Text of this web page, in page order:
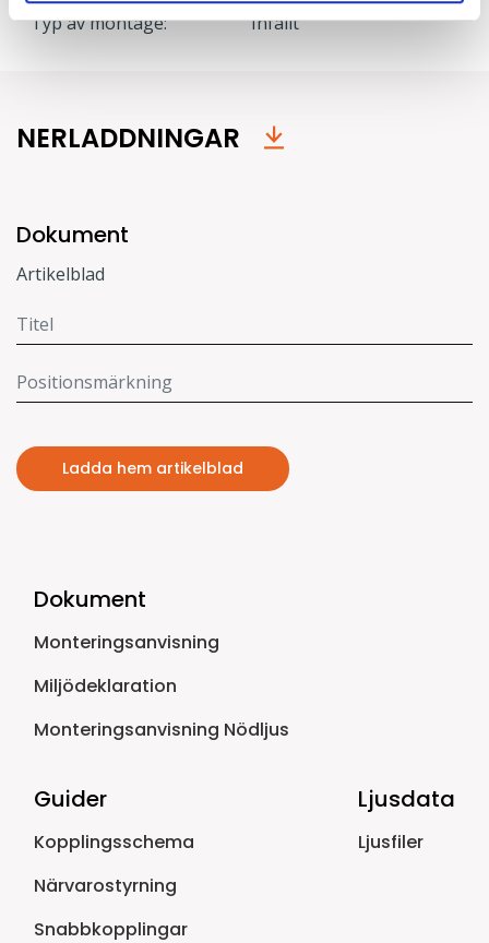
Typ av montage: Infällt
NERLADDNINGAR
Dokument
Artikelblad
Ladda hem artikelblad
Dokument
Monteringsanvisning
Miljödeklaration
Monteringsanvisning Nödljus
Guider
Kopplingsschema
Närvarostyrning
Snabbkopplingar
Ljusdata
Ljusfiler